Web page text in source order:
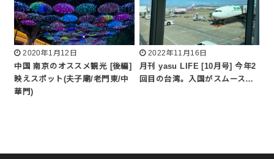
2020年1月12日
中国 南京のオススメ観光 [後編]
映えスポット(夫子廟/老門東/中
華門)
2022年11月16日
月刊 yasu LIFE [10月号] 今年2
回目の台湾。入国がスムース…